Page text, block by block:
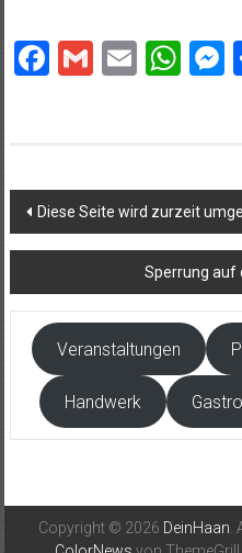
Facebook
Gmail
Email
Diese Seite wird zurzeit
Sperrung auf
Veranstaltungen
Handwerk
Copyright © 2026 DeinHaan